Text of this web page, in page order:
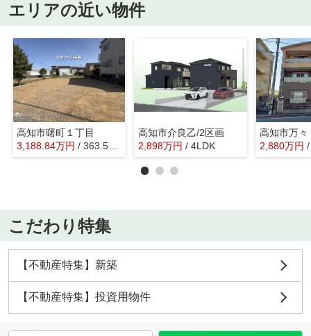
エリアの近い物件
高知市曙町１丁目
3,188.84万円 / 363.52㎡
高知市介良乙/2区画
2,898万円 / 4LDK
高知市万々
2,880万円
こだわり特集
【不動産特集】新築
【不動産特集】投資用物件